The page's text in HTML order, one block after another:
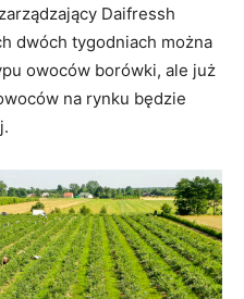
Daifressh
dwóch tygodniach można
owoców borówki, ale już
na rynku będzie